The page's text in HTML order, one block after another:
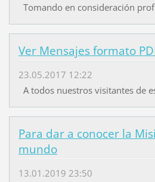
Tomando en consideración
Ver Mensajes formato
23.05.2017 12:22
A todos nuestros visitantes de
Para dar a conocer la
mundo
13.01.2019 23:50